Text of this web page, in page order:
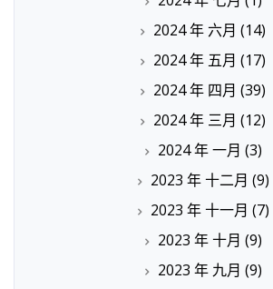
2024 年 六月 (14)
2024 年 五月 (17)
2024 年 四月 (39)
2024 年 三月 (12)
2024 年 一月 (3)
2023 年 十二月 (9)
2023 年 十一月 (7)
2023 年 十月 (9)
2023 年 九月 (9)